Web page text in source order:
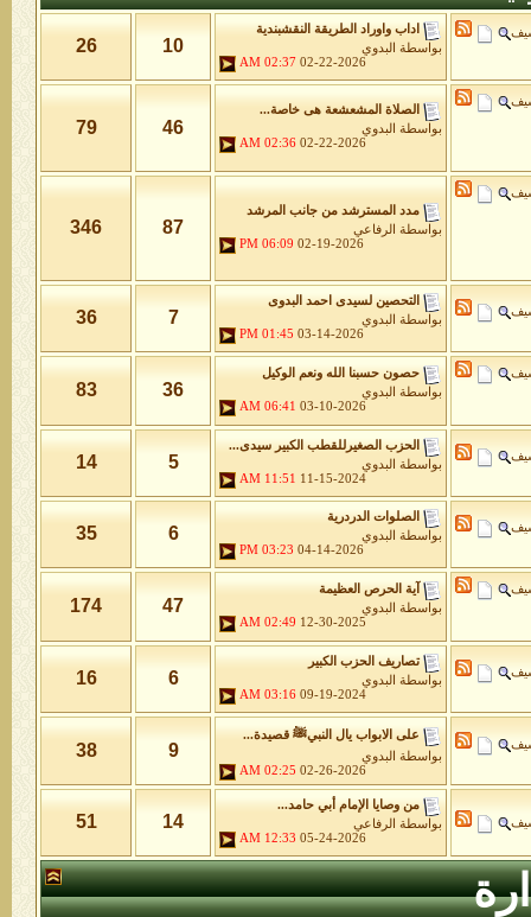
اداب واوراد الطريقة النقشبندية
بواسطة
البدوي
02-22-2026
02:37 AM
10
26
الصلاة المشعشعة هى خاصة...
بواسطة
البدوي
02-22-2026
02:36 AM
46
79
مدد المسترشد من جانب المرشد
بواسطة
الرفاعي
02-19-2026
06:09 PM
87
346
التحصين لسيدى احمد البدوى
بواسطة
البدوي
03-14-2026
01:45 PM
7
36
حصون حسبنا الله ونعم الوكيل
بواسطة
البدوي
03-10-2026
06:41 AM
36
83
الحزب الصغيرللقطب الكبير سيدى...
بواسطة
البدوي
11-15-2024
11:51 AM
5
14
الصلوات الدردرية
بواسطة
البدوي
04-14-2026
03:23 PM
6
35
آية الحرص العظيمة
بواسطة
البدوي
12-30-2025
02:49 AM
47
174
تصاريف الحزب الكبير
بواسطة
البدوي
09-19-2024
03:16 AM
6
16
على الابواب يال النبيﷺ قصيدة...
بواسطة
البدوي
02-26-2026
02:25 AM
9
38
من وصايا الإمام أبي حامد...
بواسطة
الرفاعي
05-24-2026
12:33 AM
14
51